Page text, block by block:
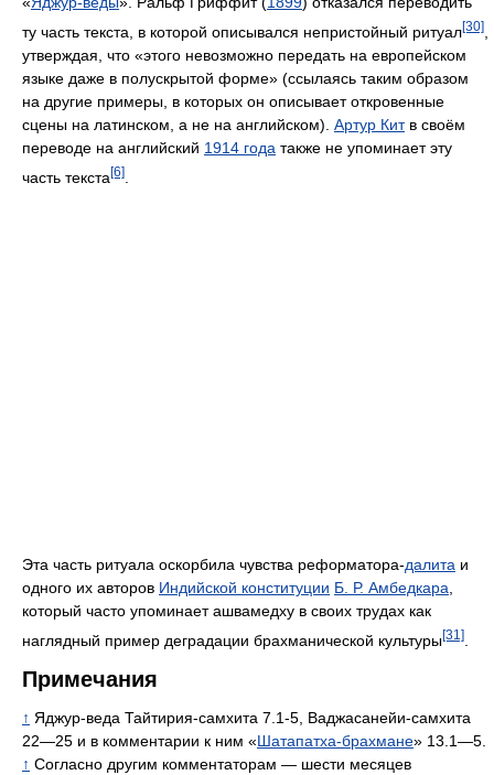
ту часть текста, в которой описывался непристойный ритуал[30]
утверждая, что «этого невозможно передать на европейском
языке даже в полускрытой форме» (ссылаясь таким образом
на другие примеры, в которых он описывает откровенные
сцены на латинском, а не на английском). Артур Китв своём
переводе на английский 1914 года также не упоминает эту
часть текста [6]
Эта часть ритуала оскорбила чувства реформатора-далита и
одного их авторов Индийской конституции Б. Р. Амбедкара
который часто упоминает ашвамедху в своих трудах как
наглядный пример деградации брахманической культуры[31]
Примечания
↑ Яджур-веда Тайтирия-самхита 7.1-5, Ваджасанейи-самхита
22—25 и в комментарии к ним «Шатапатха-брахмане» 13.1—5.
↑ Согласно другим комментаторам — шести месяцев